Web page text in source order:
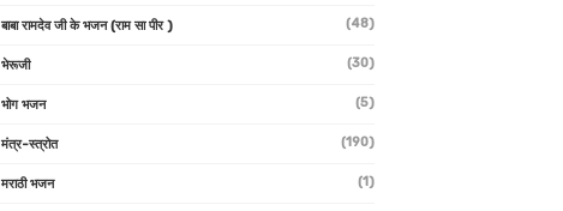
बाबा रामदेव जी के भजन (राम सा पीर ) (48)
भेरूजी (30)
भोग भजन (5)
मंत्र-स्त्रोत (190)
मराठी भजन (1)